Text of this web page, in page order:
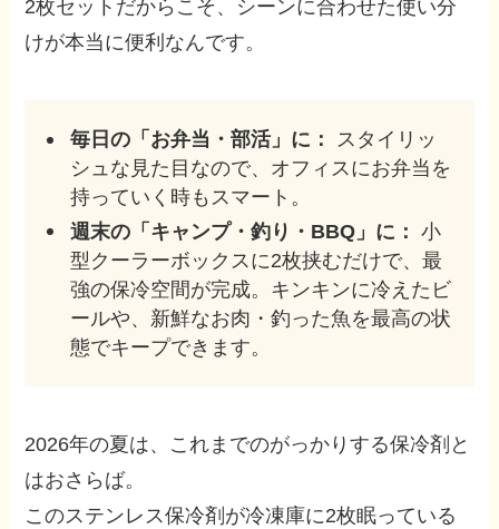
2枚セットだからこそ、シーンに合わせた使い分
けが本当に便利なんです。
毎日の「お弁当・部活」に：
スタイリッ
シュな見た目なので、オフィスにお弁当を
持っていく時もスマート。
週末の「キャンプ・釣り・BBQ」に： 小
型クーラーボックスに2枚挟むだけで、最
強の保冷空間が完成。キンキンに冷えたビ
ールや、新鮮なお肉・釣った魚を最高の状
態でキープできます。
2026年の夏は、これまでのがっかりする保冷剤と
はおさらば。
このステンレス保冷剤が冷凍庫に2枚眠っている